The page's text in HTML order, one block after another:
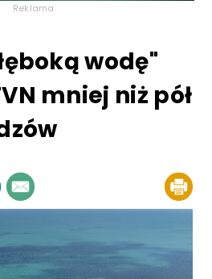
Reklama
wodę"
mniej niż pół